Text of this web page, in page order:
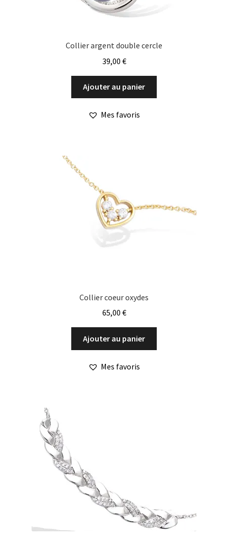
Collier argent double cercle
39,00 €
Ajouter au panier
Mes favoris
Collier coeur oxydes
65,00 €
Ajouter au panier
Mes favoris